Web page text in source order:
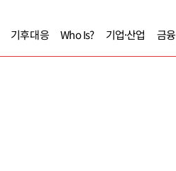
기후대응 Who Is? 기업·산업 금융